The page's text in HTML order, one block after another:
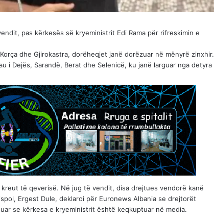
pas kërkesës së kryeministrit Edi Rama për rifreskimin e
dhe Gjirokastra, dorëheqjet janë dorëzuar në mënyrë zinxhir.
i Dejës, Sarandë, Berat dhe Selenicë, ku janë larguar nga detyra
të qeverisë. Në jug të vendit, disa drejtues vendorë kanë
Ergest Dule, deklaroi për Euronews Albania se drejtorët
se kërkesa e kryeministrit është keqkuptuar në media.